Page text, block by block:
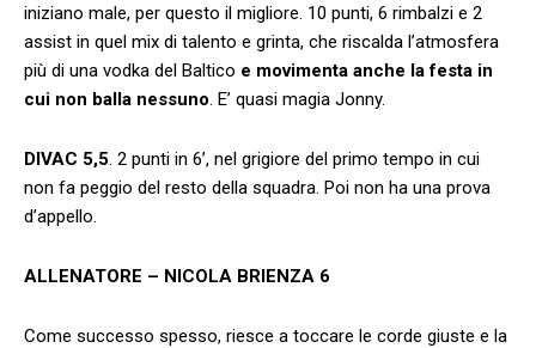
iniziano male, per questo il migliore. 10 punti, 6 rimbalzi e 2
assist in quel mix di talento e grinta, che riscalda l’atmosfera
più di una vodka del Baltico e movimenta anche la festa in
cui non balla nessuno. E’ quasi magia Jonny.
DIVAC 5,5. 2 punti in 6’, nel grigiore del primo tempo in cui
non fa peggio del resto della squadra. Poi non ha una prova
d’appello.
ALLENATORE – NICOLA BRIENZA 6
Come successo spesso, riesce a toccare le corde giuste e la